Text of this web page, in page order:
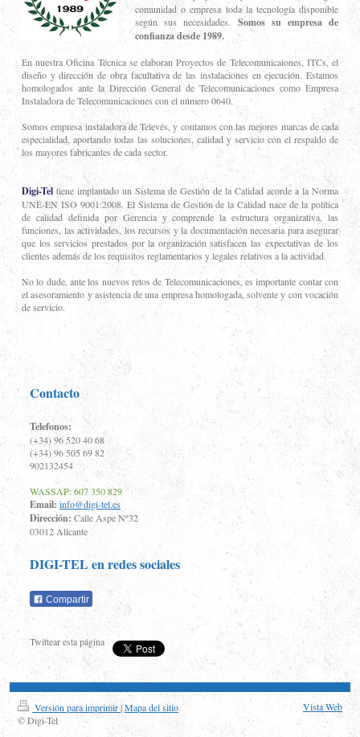
comunidad o empresa toda la tecnología disponible
según sus necesidades. Somos su empresa de
confianza desde 1989.
En nuestra Oficina Técnica se elaboran Proyectos de Telecomunicaiones, ITCs, el
diseño y dirección de obra facultativa de las instalaciones en ejecución. Estamos
homologados ante la Dirección General de Telecomunicaciones como Empresa
Instaladora de Telecomunicaciones con el número 0640.
Somos empresa instaladora de Televés, y contamos con las mejores marcas de cada
especialidad, aportando todas las soluciones, calidad y servicio con el respaldo de
los mayores fabricantes de cada sector.
Digi-Tel tiene implantado un Sistema de Gestión de la Calidad acorde a la Norma
UNE-EN ISO 9001:2008. El Sistema de Gestión de la Calidad nace de la política
de calidad definida por Gerencia y comprende la estructura organizativa, las
funciones, las actividades, los recursos y la documentación necesaria para asegurar
que los servicios prestados por la organización satisfacen las expectativas de los
clientes además de los requisitos reglamentarios y legales relativos a la actividad.
No lo dude, ante los nuevos retos de Telecomunicaciones, es importante contar con
el asesoramiento y asistencia de una empresa homologada, solvente y con vocación
de servicio.
Contacto
Telefonos:
(+34) 96 520 40 68
(+34) 96 505 69 82
902132454
WASSAP: 607 350 829
Email: info@digi-tel.es
Dirección: Calle Aspe Nº32
03012 Alicante
DIGI-TEL en redes sociales
Compartir
Twittear esta página
Versión para imprimir|Mapa del sitio
© Digi-Tel
Vista Web